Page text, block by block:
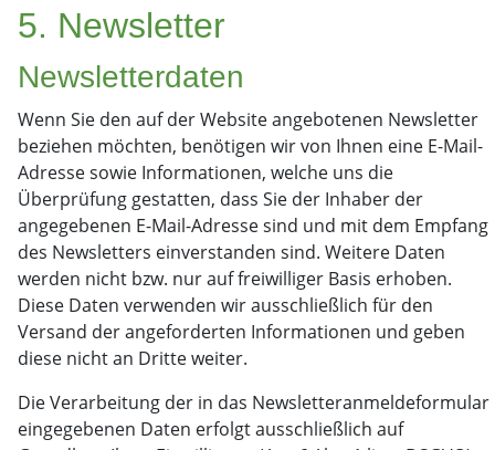
5. Newsletter
Newsletter­daten
Wenn Sie den auf der Website angebotenen Newsletter
beziehen möchten, benötigen wir von Ihnen eine E-Mail-
Adresse sowie Informationen, welche uns die
Überprüfung gestatten, dass Sie der Inhaber der
angegebenen E-Mail-Adresse sind und mit dem Empfang
des Newsletters einverstanden sind. Weitere Daten
werden nicht bzw. nur auf freiwilliger Basis erhoben.
Diese Daten verwenden wir ausschließlich für den
Versand der angeforderten Informationen und geben
diese nicht an Dritte weiter.
Die Verarbeitung der in das Newsletteranmeldeformular
eingegebenen Daten erfolgt ausschließlich auf